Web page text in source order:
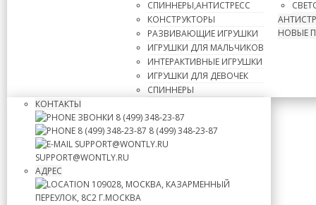
СПИННЕРЫ,АНТИСТРЕСС
КОНСТРУКТОРЫ
РАЗВИВАЮЩИЕ ИГРУШКИ
ИГРУШКИ ДЛЯ МАЛЬЧИКОВ
ИНТЕРАКТИВНЫЕ ИГРУШКИ
ИГРУШКИ ДЛЯ ДЕВОЧЕК
СПИННЕРЫ
НОВЫЕ
КОНТАКТЫ
ЗВОНКИ 8 (499) 348-23-87
8 (499) 348-23-87 8 (499) 348-23-87
SUPPORT@WONTLY.RU
SUPPORT@WONTLY.RU
АДРЕС
109028, МОСКВА, КАЗАРМЕННЫЙ
ПЕРЕУЛОК, 8С2 Г.МОСКВА